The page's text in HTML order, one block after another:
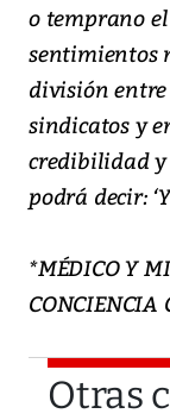
o temprano
sentimientos
división entre
sindicatos y
credibilidad
podrá decir:
*MÉDICO Y
CONCIENCIA
Otras